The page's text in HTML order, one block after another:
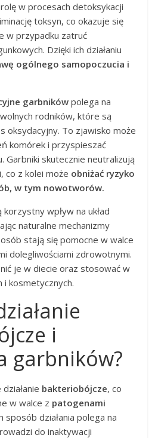
w procesach detoksykacji
toksyn, co okazuje się
w przypadku zatruć
Dzięki ich działaniu
ogólnego samopoczucia i
garbników polega na
rodników, które są
oksydacyjny. To zjawisko może
komórek i przyspieszać
Garbniki skutecznie neutralizują
co z kolei może obniżać ryzyko
w tym nowotworów.
wpływ na układ
naturalne mechanizmy
stają się pomocne w walce
dolegliwościami zdrowotnymi.
je w diecie oraz stosować w
i kosmetycznych.
i
garbników?
bakteriobójcze, co
w walce z patogenami
sposób działania polega na
do inaktywacji